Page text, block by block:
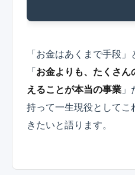
「お金はあくまで手段」
「お金よりも、たくさん
えることが本当の事業
持って一生現役としてこ
きたいと語ります。